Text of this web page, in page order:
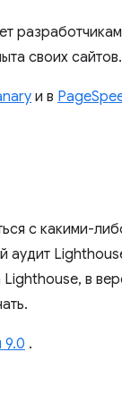
своих сайтов.
и в
с какими-
в
9.0 .